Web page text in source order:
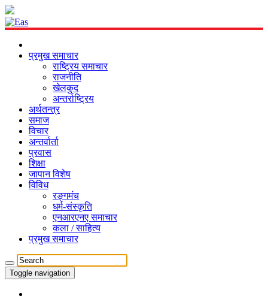
प्रमुख समाचार
राष्ट्रिय समाचार
राजनीति
खेलकुद
अन्तर्राष्ट्रिय
अर्थतन्त्र
समाज
विचार
अन्तर्वार्ता
प्रवास
शिक्षा
जापान विशेष
विविध
रङ्गमंच
धर्म-संस्कृति
एनआरएनए समाचार
कला / साहित्य
प्रमुख समाचार
Toggle navigation